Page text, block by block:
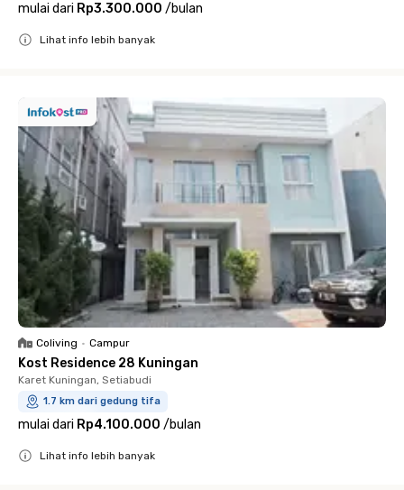
mulai dari Rp3.300.000 /bulan
Lihat info lebih banyak
Coliving • Campur
Kost Residence 28 Kuningan
Karet Kuningan, Setiabudi
1.7 km dari gedung tifa
mulai dari Rp4.100.000 /bulan
Lihat info lebih banyak